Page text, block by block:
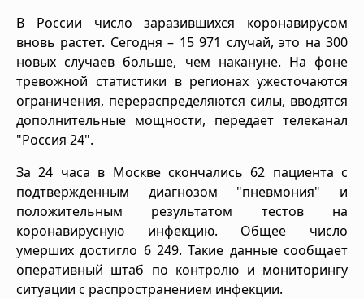
В России число заразившихся коронавирусом
вновь растет. Сегодня – 15 971 случай, это на 300
новых случаев больше, чем накануне. На фоне
тревожной статистики в регионах ужесточаются
ограничения, перераспределяются силы, вводятся
дополнительные мощности, передает телеканал
"Россия 24".
За 24 часа в Москве скончались 62 пациента с
подтвержденным диагнозом "пневмония" и
положительным результатом тестов на
коронавирусную инфекцию. Общее число
умерших достигло 6 249. Такие данные сообщает
оперативный штаб по контролю и мониторингу
ситуации с распространением инфекции.